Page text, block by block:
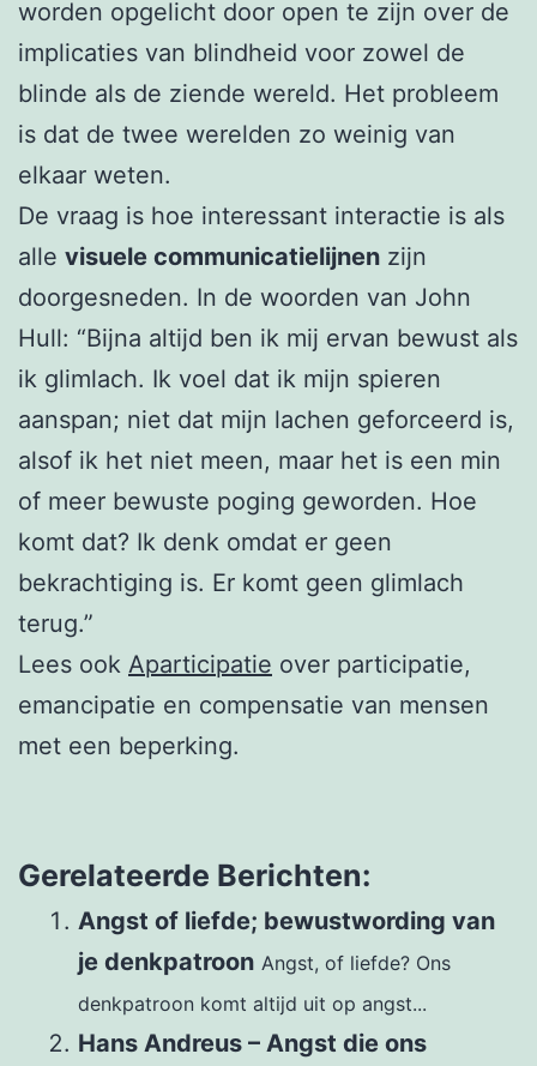
worden opgelicht door open te zijn over de
implicaties van blindheid voor zowel de
blinde als de ziende wereld. Het probleem
is dat de twee werelden zo weinig van
elkaar weten.
De vraag is hoe interessant interactie is als
alle visuele communicatielijnen zijn
doorgesneden. In de woorden van John
Hull: “Bijna altijd ben ik mij ervan bewust als
ik glimlach. Ik voel dat ik mijn spieren
aanspan; niet dat mijn lachen geforceerd is,
alsof ik het niet meen, maar het is een min
of meer bewuste poging geworden. Hoe
komt dat? Ik denk omdat er geen
bekrachtiging is. Er komt geen glimlach
terug.”
Lees ook Aparticipatie over participatie,
emancipatie en compensatie van mensen
met een beperking.
Gerelateerde Berichten:
Angst of liefde; bewustwording van
je denkpatroon Angst, of liefde? Ons
denkpatroon komt altijd uit op angst...
Hans Andreus – Angst die ons